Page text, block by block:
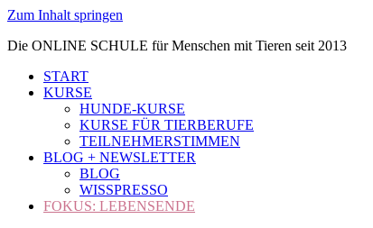
Zum Inhalt springen
Die ONLINE SCHULE für Menschen mit Tieren seit 2013
START
KURSE
HUNDE-KURSE
KURSE FÜR TIERBERUFE
TEILNEHMERSTIMMEN
BLOG + NEWSLETTER
BLOG
WISSPRESSO
FOKUS: LEBENSENDE